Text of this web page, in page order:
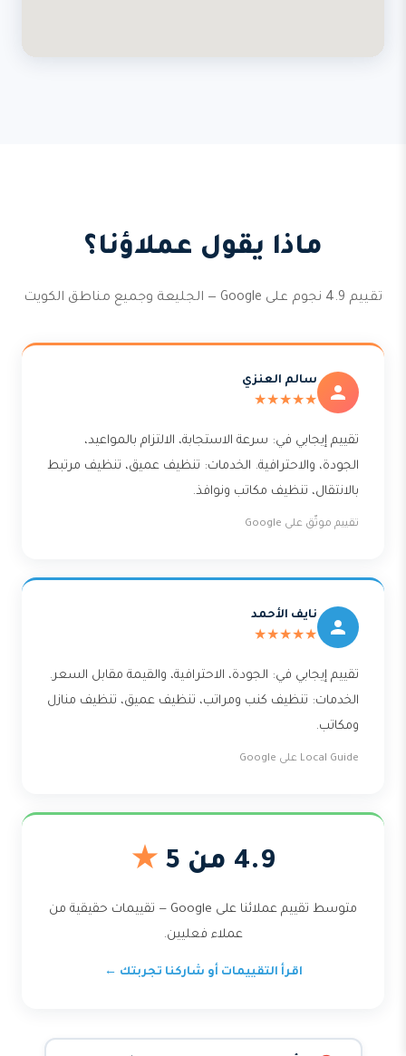
ماذا يقول عملاؤنا؟
تقييم 4.9 نجوم على Google — الجليعة وجميع مناطق الكويت
سالم العنزي
★★★★★
تقييم إيجابي في: سرعة الاستجابة، الالتزام بالمواعيد،
الجودة، والاحترافية. الخدمات: تنظيف عميق، تنظيف مرتبط
بالانتقال، تنظيف مكاتب ونوافذ.
تقييم موثّق على Google
نايف الأحمد
★★★★★
تقييم إيجابي في: الجودة، الاحترافية، والقيمة مقابل السعر.
الخدمات: تنظيف كنب ومراتب، تنظيف عميق، تنظيف منازل
ومكاتب.
Local Guide على Google
4.9 من 5 ★
متوسط تقييم عملائنا على Google — تقييمات حقيقية من
عملاء فعليين.
اقرأ التقييمات أو شاركنا تجربتك ←